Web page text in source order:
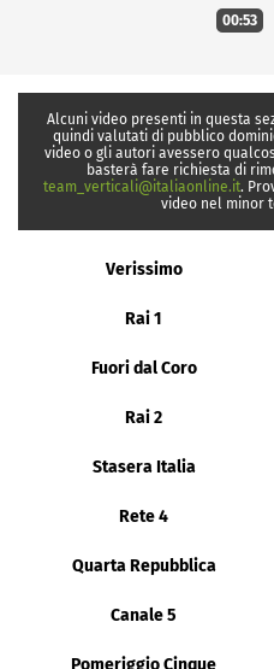
00:53
Alcuni video presenti in questa
quindi valutati di pubblico
video o gli autori avessero
basterà fare richiesta di
team_verticali@italiaonline.it.
video nel minor
Verissimo
Rai 1
Fuori dal Coro
Rai 2
Stasera Italia
Rete 4
Quarta Repubblica
Canale 5
Pomeriggio Cinque